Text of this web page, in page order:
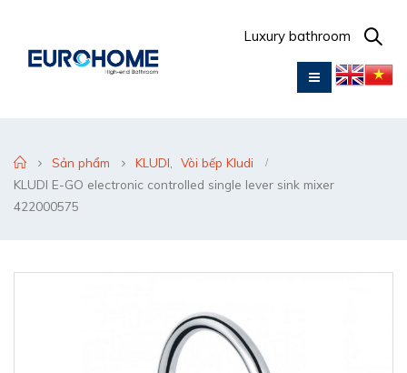
Luxury bathroom
Sản phẩm KLUDI
Vòi bếp Kludi
KLUDI E-GO electronic controlled single lever sink mixer
422000575